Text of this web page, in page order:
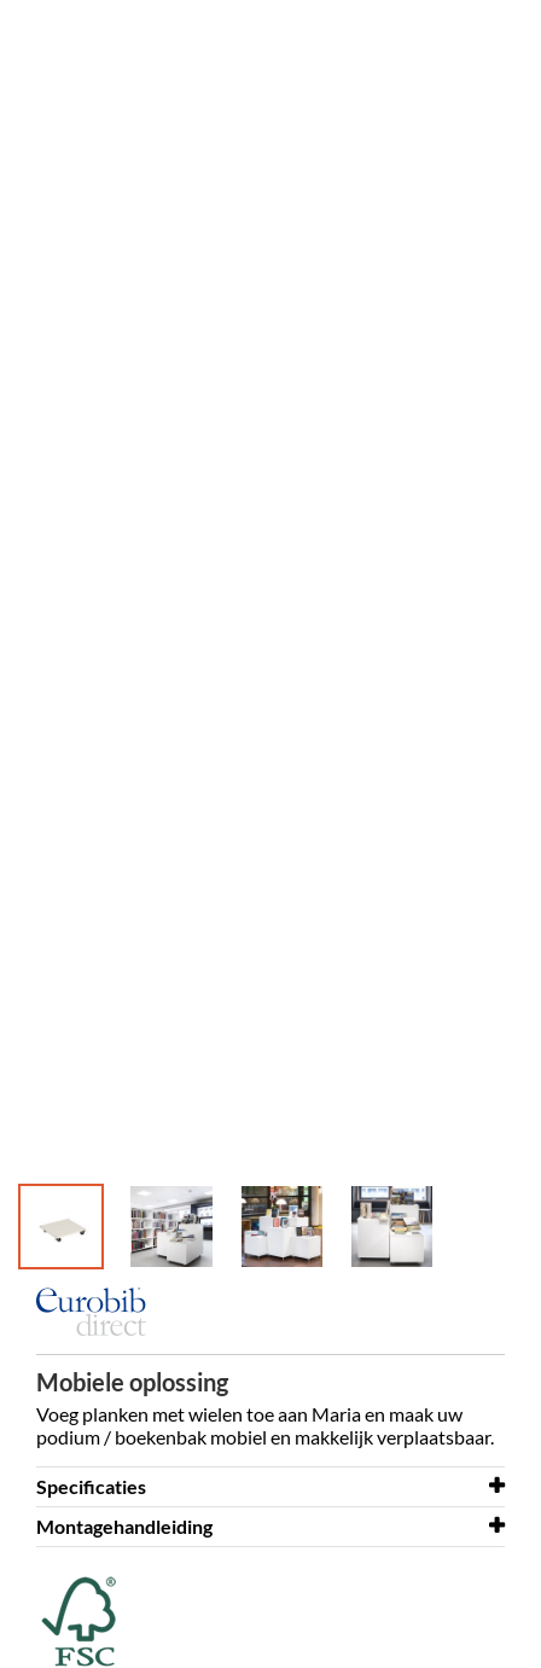
Mobiele oplossing
Voeg planken met wielen toe aan Maria en maak uw
podium / boekenbak mobiel en makkelijk verplaatsbaar.
Specificaties
Breedte
Diepte
Kleur
Materiaal
Montagehandleiding
Montagehandleiding